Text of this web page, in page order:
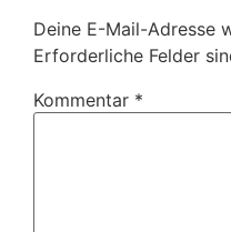
Deine E-Mail-Adresse
Erforderliche Felder
Kommentar *